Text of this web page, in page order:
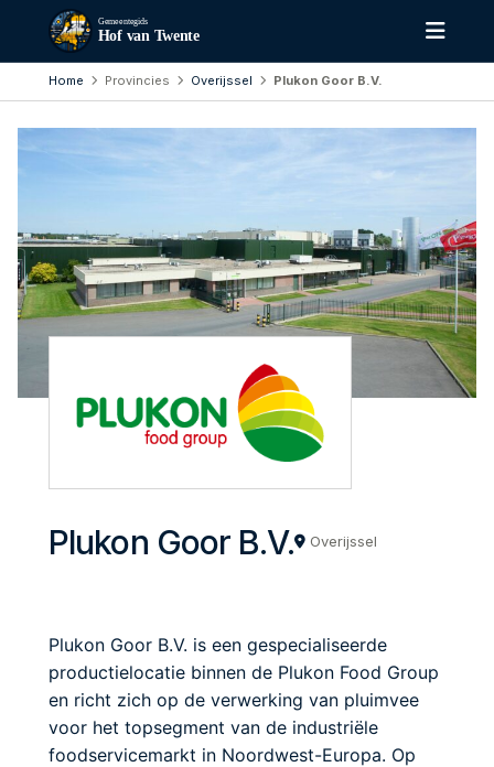
Gemeentegids
Hof van Twente
Home Provincies Overijssel Plukon Goor B.V.
Plukon Goor B.V. Overijssel
Plukon Goor B.V. is een gespecialiseerde
productielocatie binnen de Plukon Food Group
en richt zich op de verwerking van pluimvee
voor het topsegment van de industriële
foodservicemarkt in Noordwest-Europa. Op